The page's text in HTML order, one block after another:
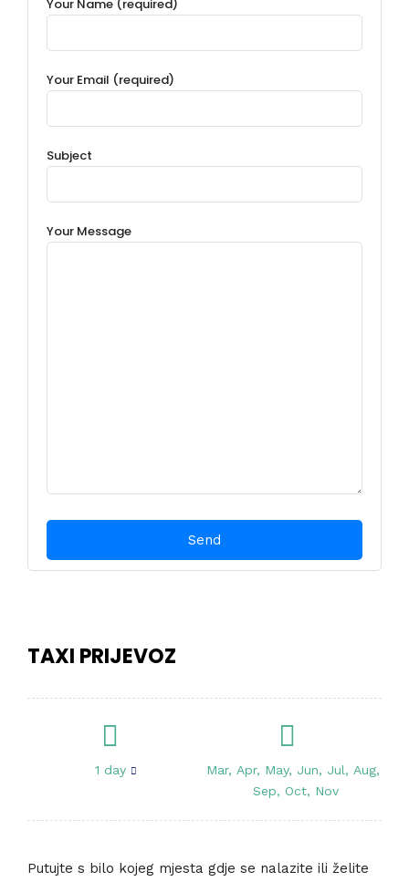
Your Name (required)
Your Email (required)
Subject
Your Message
TAXI PRIJEVOZ
1 day
Mar, Apr, May, Jun, Jul, Aug,
Sep, Oct, Nov
Putujte s bilo kojeg mjesta gdje se nalazite ili želite